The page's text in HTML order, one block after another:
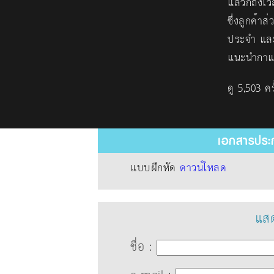
ซึ่งลูกค้าส่
ประจำ แ
แนะนำกา
ดู 5,503 ค
เอกสารปร
แบบฝึกหัด ดาวน์โหลด
แ
ชื่อ :